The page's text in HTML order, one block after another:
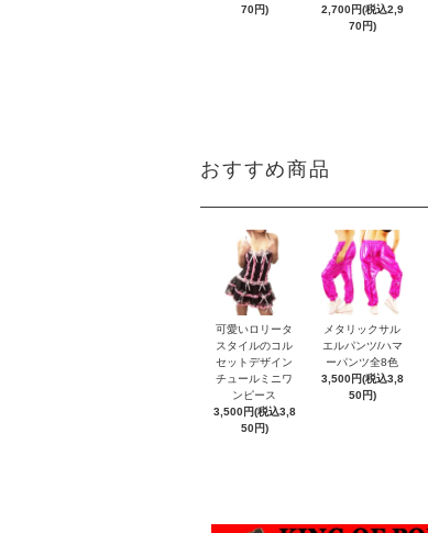
70円)
2,700円(税込2,9
70円)
おすすめ商品
可愛いロリータ
スタイルのコル
セットデザイン
チュールミニワ
ンピース
3,500円(税込3,8
50円)
メタリックサル
エルパンツ/ハマ
ーパンツ全8色
3,500円(税込3,8
50円)